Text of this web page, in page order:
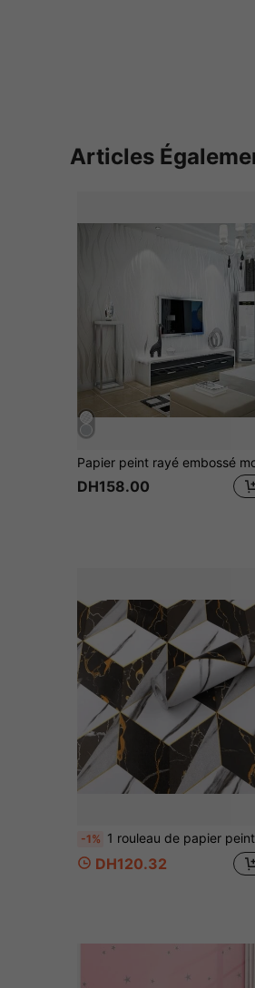
Articles
DH158.00
-1% 1 rouleau de papier peint géométrique 3D, papier peint auto-adhésif, convient pour la chambre, le salon, la salle de bain, le mur d'accent, la décoration de la maison, le plan de travail de la cuisine, l'armoire, la rénovation de meubles
DH120.32